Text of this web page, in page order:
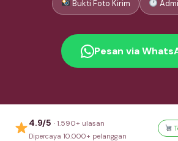
Bukti Foto Kirim
Pesan via
4.9/5 · 1.590+ ulasan
Dipercaya 10.000+ pelanggan